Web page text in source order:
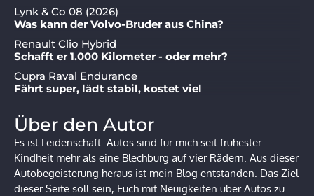
Lynk & Co 08 (2026)
Was kann der Volvo-Bruder aus China?
Renault Clio Hybrid
Schafft er 1.000 Kilometer - oder mehr?
Cupra Raval Endurance
Fährt super, lädt stabil, kostet viel
Über den Autor
Es ist Leidenschaft. Autos sind für mich seit frühester
Kindheit mehr als eine Blechburg auf vier Rädern. Aus dieser
Autobegeisterung heraus ist mein Blog entstanden. Das Ziel
dieser Seite soll sein, Euch mit Neuigkeiten über Autos zu